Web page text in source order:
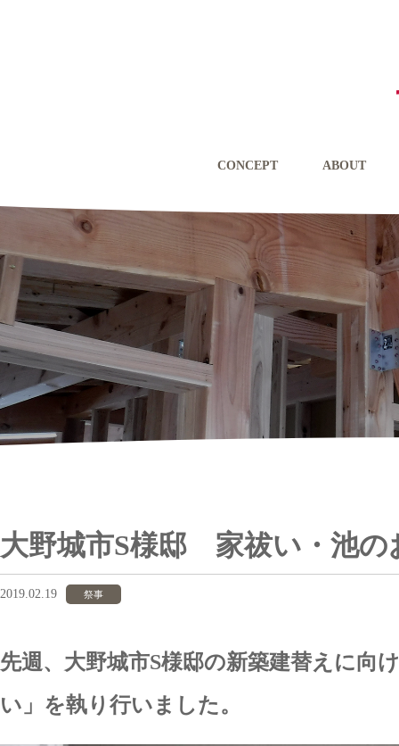
CONCEPT ABOUT
大野城市S様邸 家祓い・池の
2019.02.19 祭事
先週、大野城市S様邸の新築建替えに向
い」を執り行いました。